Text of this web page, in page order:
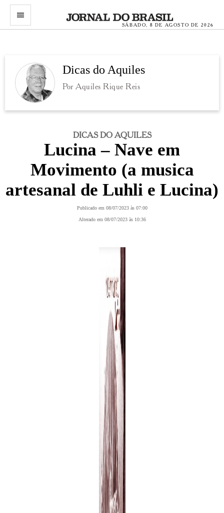
menu
SÁBADO, 8 DE AGOSTO DE 2026
Dicas do Aquiles
Por Aquiles Rique Reis
DICAS DO AQUILES
Lucina – Nave em
Movimento (a musica
artesanal de Luhli e Lucina)
Publicado em 08/07/2023 às 07:00
Alterado em 08/07/2023 às 10:36